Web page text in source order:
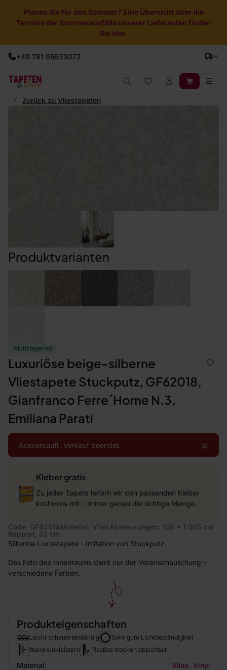
Planen Sie für den Sommer? Eine Übersicht über die
Termine der Sommerausfälle unserer Lieferanten finden
Sie hier.
+49 781 95633072
Zurück zu Vliestapeten
Nicht lagernd
Luxuriöse beige-silberne
Vliestapete Stuckputz, GF62018,
Gianfranco Ferre´Home N.3,
Emiliana Parati
×
Ausverkauft, Verkauf beendet.
Kleber gratis
Zu jeder Tapete liefern wir den passenden Kleber
kostenlos mit – immer genau die richtige Menge.
Code: GF62018Material: VliesAbmessungen: 106 x 1 005 cm
Rapport: 53 cm
Silberne Luxustapete - Imitation von Stuckputz.
Das Foto des Innenraums dient nur der Veranschaulichung –
verschiedene Farben.
Produktvarianten
Produkteigenschaften
Leicht scheuerbeständig
Sehr gute Lichtbeständigkeit
Wand einkleistern
Restlos trocken abziehbar
Material: Vlies Vinyl